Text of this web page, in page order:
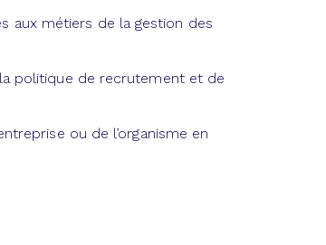
aux métiers de la gestion des
politique de recrutement et de
ou de l’organisme en